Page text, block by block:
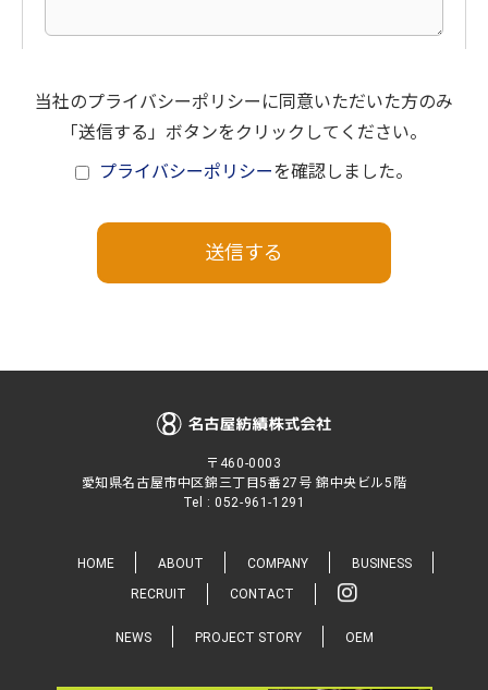
当社のプライバシーポリシーに同意いただいた方のみ
「送信する」ボタンをクリックしてください。
プライバシーポリシーを確認しました。
〒460-0003
愛知県名古屋市中区錦三丁目5番27号 錦中央ビル5階
Tel :052-961-1291
HOME ABOUT COMPANY
BUSINESS
RECRUIT
CONTACT
NEWS PROJECT STORY OEM